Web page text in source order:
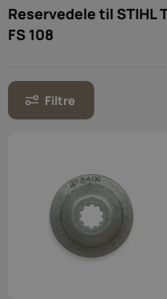
Reservedele til STIHL
FS 108
Filtre